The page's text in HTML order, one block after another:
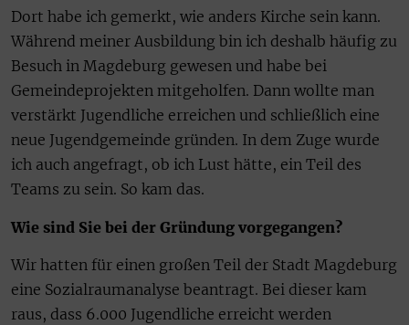
Dort habe ich gemerkt, wie anders Kirche sein kann.
Während meiner Ausbildung bin ich deshalb häufig zu
Besuch in Magdeburg gewesen und habe bei
Gemeindeprojekten mitgeholfen. Dann wollte man
verstärkt Jugendliche erreichen und schließlich eine
neue Jugendgemeinde gründen. In dem Zuge wurde
ich auch angefragt, ob ich Lust hätte, ein Teil des
Teams zu sein. So kam das.
Wie sind Sie bei der Gründung vorgegangen?
Wir hatten für einen großen Teil der Stadt Magdeburg
eine Sozialraumanalyse beantragt. Bei dieser kam
raus, dass 6.000 Jugendliche erreicht werden